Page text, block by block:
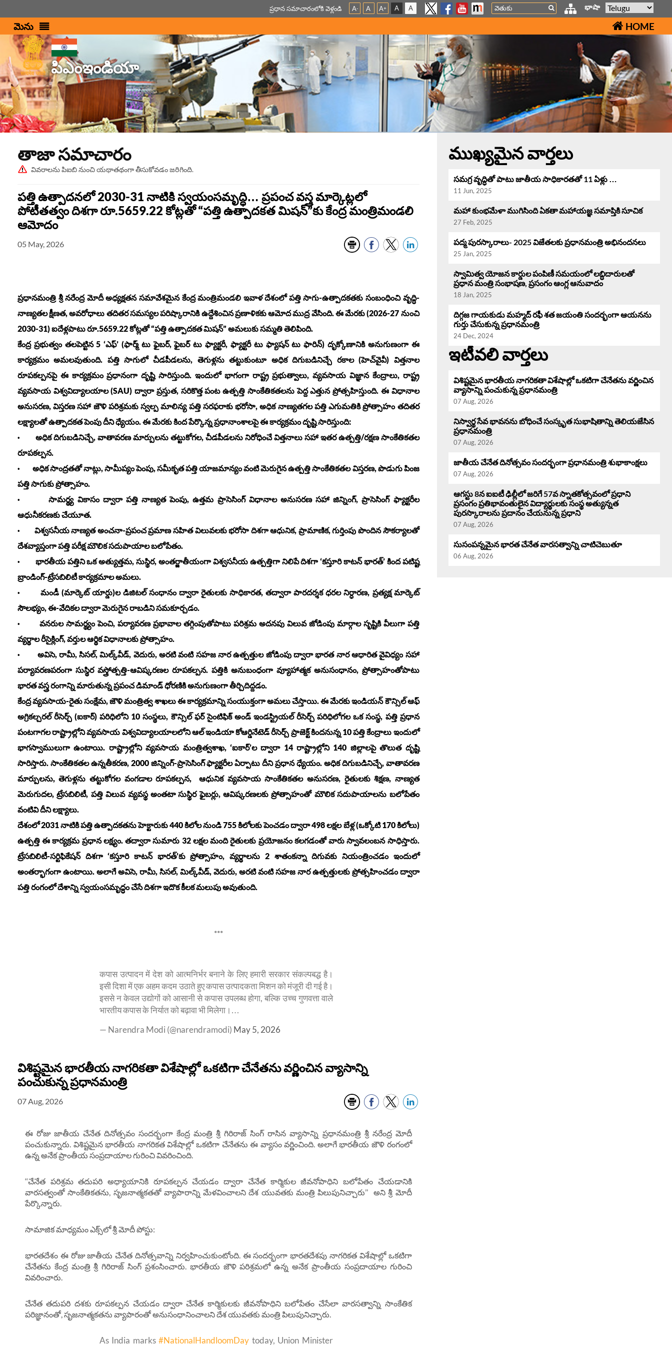
ప్ర‌ధాన స‌మాచారంలోకి వెళ్లండి A- A A+ A A Search భాషా
మెను HOME
పిఎంఇండియా
తాజా స‌మాచారం
వివరాలను పిఐబి నుంచి యథాతథంగా తీసుకోవడం జరిగింది.
పత్తి ఉత్పాదనలో 2030-31 నాటికి స్వయంసమృద్ధి… ప్రపంచ వస్త్ర మార్కెట్లలో
పోటీతత్వం దిశగా రూ.5659.22 కోట్లతో “పత్తి ఉత్పాదకత మిషన్”కు కేంద్ర మంత్రిమండలి
ఆమోదం
05 May, 2026
ప్రధానమంత్రి శ్రీ నరేంద్ర మోదీ అధ్యక్షతన సమావేశమైన కేంద్ర మంత్రిమండలి ఇవాళ దేశంలో పత్తి సాగు-ఉత్పాదకతకు సంబంధించి వృద్ధి-
నాణ్యతల క్షీణత, అవరోధాలు తదితర సమస్యల పరిష్కారానికి ఉద్దేశించిన ప్రణాళికకు ఆమోద ముద్ర వేసింది. ఈ మేరకు (2026-27 నుంచి
2030-31) ఐదేళ్లపాటు రూ.5659.22 కోట్లతో “పత్తి ఉత్పాదకత మిషన్” అమలుకు సమ్మతి తెలిపింది.
కేంద్ర ప్రభుత్వం తలపెట్టిన 5 ‘ఎఫ్‌’ (ఫార్మ్ టు ఫైబర్, ఫైబర్ టు ఫ్యాక్టరీ, ఫ్యాక్టరీ టు ఫ్యాషన్ టు ఫారిన్) దృక్కోణానికి అనుగుణంగా ఈ
కార్యక్రమం అమలవుతుంది. పత్తి సాగులో చీడపీడలను, తెగుళ్లను తట్టుకుంటూ అధిక దిగుబడినిచ్చే రకాల (హెచ్‌వైవీ) విత్తనాల
రూపకల్పనపై ఈ కార్యక్రమం ప్రధానంగా దృష్టి సారిస్తుంది. ఇందులో భాగంగా రాష్ట్ర ప్రభుత్వాలు, వ్యవసాయ విజ్ఞాన కేంద్రాలు, రాష్ట్ర
వ్యవసాయ విశ్వవిద్యాలయాల (SAU) ద్వారా ప్రస్తుత, సరికొత్త పంట ఉత్పత్తి సాంకేతికతలను పెద్ద ఎత్తున ప్రోత్సహిస్తుంది. ఈ విధానాల
అనుసరణ, విస్తరణ సహా జౌళి పరిశ్రమకు స్వల్ప మాలిన్య పత్తి సరఫరాకు భరోసా, అధిక నాణ్యతగల పత్తి ఎగుమతికి ప్రోత్సాహం తదితర
లక్ష్యాలతో ఉత్పాదకత పెంపు దీని ధ్యేయం. ఈ మేరకు కింద పేర్కొన్న ప్రధానాంశాలపై ఈ కార్యక్రమం దృష్టి సారిస్తుంది:
· అధిక దిగుబడినిచ్చే, వాతావరణ మార్పులను తట్టుకోగల, చీడపీడలను నిరోధించే విత్తనాలు సహా ఇతర ఉత్పత్తి/రక్షణ సాంకేతికతల
రూపకల్పన.
· అధిక సాంద్రతతో నాట్లు, సామీప్యం పెంపు, సమీకృత పత్తి యాజమాన్యం వంటి మెరుగైన ఉత్పత్తి సాంకేతికతల విస్తరణ, పొడుగు పింజ
పత్తి సాగుకు ప్రోత్సాహం.
· సామర్థ్య వికాసం ద్వారా పత్తి నాణ్యత పెంపు, ఉత్తమ ప్రాసెసింగ్ విధానాల అనుసరణ సహా జిన్నింగ్, ప్రాసెసింగ్ ఫ్యాక్టరీల
ఆధునీకరణకు చేయూత.
· విశ్వసనీయ నాణ్యత అంచనా-ప్రపంచ ప్రమాణ సహిత విలువలకు భరోసా దిశగా ఆధునిక, ప్రామాణిక, గుర్తింపు పొందిన సౌకర్యాలతో
దేశవ్యాప్తంగా పత్తి పరీక్ష మౌలిక సదుపాయాల బలోపేతం.
· భారతీయ పత్తిని ఒక అత్యుత్తమ, సుస్థిర, అంతర్జాతీయంగా విశ్వసనీయ ఉత్పత్తిగా నిలిపే దిశగా ‘కస్తూరి కాటన్ భారత్’ కింద పటిష్ట
బ్రాండింగ్-ట్రేసబిలిటీ కార్యక్రమాల అమలు.
· మండీ (మార్కెట్ యార్డు)ల డిజిటల్ సంధానం ద్వారా రైతులకు సాధికారత, తద్వారా పారదర్శక ధరల నిర్ధారణ, ప్రత్యక్ష మార్కెట్
సౌలభ్యం, ఈ-వేదికల ద్వారా మెరుగైన రాబడిని సమకూర్చడం.
· వనరుల సామర్థ్యం పెంచి, పర్యావరణ ప్రభావాల తగ్గింపుతోపాటు పరిశ్రమ అదనపు విలువ జోడింపు మార్గాల సృష్టికి వీలుగా పత్తి
వ్యర్థాల రీసైక్లింగ్, వర్తుల ఆర్థిక విధానాలకు ప్రోత్సాహం.
· అవిసె, రామీ, సిసల్, మిల్క్‌వీడ్, వెదురు, అరటి వంటి సహజ నార ఉత్పత్తుల జోడింపు ద్వారా భారత నార ఆధారిత వైవిధ్యం సహా
పర్యావరణపరంగా సుస్థిర వస్త్రోత్పత్తి-ఆవిష్కరణల రూపకల్పన. పత్తికి అనుబంధంగా వ్యూహాత్మక అనుసంధానం, ప్రోత్సాహంతోపాటు
భారత వస్త్ర రంగాన్ని మారుతున్న ప్రపంచ డిమాండ్ ధోరణికి అనుగుణంగా తీర్చిదిద్దడం.
కేంద్ర వ్యవసాయ-రైతు సంక్షేమ, జౌళి మంత్రిత్వ శాఖలు ఈ కార్యక్రమాన్ని సంయుక్తంగా అమలు చేస్తాయి. ఈ మేరకు ఇండియన్ కౌన్సిల్ ఆఫ్
అగ్రికల్చరల్ రీసెర్చ్ (ఐకార్‌) పరిధిలోని 10 సంస్థలు, కౌన్సిల్ ఫర్ సైంటిఫిక్ అండ్ ఇండస్ట్రియల్ రీసెర్చ్ పరిధిలోగల ఒక సంస్థ, పత్తి ప్రధాన
పంటగాగల రాష్ట్రాల్లోని వ్యవసాయ విశ్వవిద్యాలయాలలోని ఆల్ ఇండియా కోఆర్డినేటెడ్ రీసెర్చ్ ప్రాజెక్ట్ కిందనున్న 10 పత్తి కేంద్రాలు ఇందులో
భాగస్వాములుగా ఉంటాయి. రాష్ట్రాల్లోని వ్యవసాయ మంత్రిత్వశాఖ, ‘ఐకార్‌’ల ద్వారా 14 రాష్ట్రాల్లోని 140 జిల్లాలపై తొలుత దృష్టి
సారిస్తారు. సాంకేతికతల ఉన్నతీకరణ, 2000 జిన్నింగ్-ప్రాసెసింగ్ ఫ్యాక్టరీల ఏర్పాటు దీని ప్రధాన ధ్యేయం. అధిక దిగుబడినిచ్చే, వాతావరణ
మార్పులను, తెగుళ్లను తట్టుకోగల వంగడాల రూపకల్పన, ఆధునిక వ్యవసాయ సాంకేతికతల అనుసరణ, రైతులకు శిక్షణ, నాణ్యత
మెరుగుదల, ట్రేసబిలిటీ, పత్తి విలువ వ్యవస్థ అంతటా సుస్థిర ఫైబర్లు, ఆవిష్కరణలకు ప్రోత్సాహంతో మౌలిక సదుపాయాలను బలోపేతం
వంటివి దీని లక్ష్యాలు.
దేశంలో 2031 నాటికి పత్తి ఉత్పాదకతను హెక్టారుకు 440 కిలోల నుండి 755 కిలోలకు పెంచడం ద్వారా 498 లక్షల బేళ్ల (ఒక్కోటి 170 కిలోలు)
ఉత్పత్తి ఈ కార్యక్రమ ప్రధాన లక్ష్యం. తద్వారా సుమారు 32 లక్షల మంది రైతులకు ప్రయోజనం కలగడంతో వారు స్వావలంబన సాధిస్తారు.
ట్రేసబిలిటీ-సర్టిఫికేషన్ దిశగా ‘కస్తూరి కాటన్ భారత్‌’కు ప్రోత్సాహం, వ్యర్థాలను 2 శాతంకన్నా దిగువకు నియంత్రించడం ఇందులో
అంతర్భాగంగా ఉంటాయి. అలాగే అవిసె, రామీ, సిసల్, మిల్క్‌వీడ్, వెదురు, అరటి వంటి సహజ నార ఉత్పత్తులకు ప్రోత్సహించడం ద్వారా
పత్తి రంగంలో దేశాన్ని స్వయంసమృద్ధం చేసే దిశగా ఇదొక కీలక మలుపు అవుతుంది.
***
कपास उत्पादन में देश को आत्मनिर्भर बनाने के लिए हमारी सरकार संकल्पबद्ध है।
इसी दिशा में एक अहम कदम उठाते हुए कपास उत्पादकता मिशन को मंजूरी दी गई है।
इससे न केवल उद्योगों को आसानी से कपास उपलब्ध होगा, बल्कि उच्च गुणवत्ता वाले
भारतीय कपास के निर्यात को बढ़ावा भी मिलेगा।…
— Narendra Modi (@narendramodi) May 5, 2026
విశిష్టమైన భారతీయ నాగరికతా విశేషాల్లో ఒకటిగా చేనేతను వర్ణించిన వ్యాసాన్ని
పంచుకున్న ప్రధానమంత్రి
07 Aug, 2026
ఈ రోజు జాతీయ చేనేత దినోత్సవం సందర్భంగా కేంద్ర మంత్రి శ్రీ గిరిరాజ్ సింగ్ రాసిన వ్యాసాన్ని ప్రధానమంత్రి శ్రీ నరేంద్ర మోదీ
పంచుకున్నారు. విశిష్టమైన భారతీయ నాగరికత విశేషాల్లో ఒకటిగా చేనేతను ఈ వ్యాసం వర్ణించింది. అలాగే భారతీయ జౌళి రంగంలో
ఉన్న అనేక ప్రాంతీయ సంప్రదాయాల గురించి వివరించింది.
‘‘చేనేత పరిశ్రమ తదుపరి అధ్యాయానికి రూపకల్పన చేయడం ద్వారా చేనేత కార్మికుల జీవనోపాధిని బలోపేతం చేయడానికి
వారసత్వంతో సాంకేతికతను, సృజనాత్మకతతో వ్యాపారాన్ని మేళవించాలని దేశ యువతకు మంత్రి పిలుపునిచ్చారు’’ అని శ్రీ మోదీ
పేర్కొన్నారు.
సామాజిక మాధ్యమం ఎక్స్‌లో శ్రీ మోదీ పోస్టు:
భారతదేశం ఈ రోజు జాతీయ చేనేత దినోత్సవాన్ని నిర్వహించుకుంటోంది. ఈ సందర్భంగా భారతదేశపు నాగరికత విశేషాల్లో ఒకటిగా
చేనేతను కేంద్ర మంత్రి శ్రీ గిరిరాజ్ సింగ్ ప్రశంసించారు. భారతీయ జౌళి పరిశ్రమలో ఉన్న అనేక ప్రాంతీయ సంప్రదాయాల గురించి
వివరించారు.
చేనేత తదుపరి దశకు రూపకల్పన చేయడం ద్వారా చేనేత కార్మికులకు జీవనోపాధిని బలోపేతం చేసేలా వారసత్వాన్ని సాంకేతిక
పరిజ్ఞానంతో, సృజనాత్మకతను వ్యాపారంతో అనుసంధానించాలని దేశ యువతకు మంత్రి పిలుపునిచ్చారు.
As India marks#NationalHandloomDay today, Union Minister
ముఖ్యమైన వార్తలు
సమగ్ర వృద్ధి‌తో పాటు జాతీయ సాధికారతతో 11 ఏళ్లు …
11 Jun, 2025
మహా కుంభమేళా ముగిసింది ఏకతా మహాయజ్ఞ సమాప్తికి సూచిక
27 Feb, 2025
పద్మ పురస్కారాలు- 2025 విజేతలకు ప్రధానమంత్రి అభినందనలు
25 Jan, 2025
స్వామిత్వ యోజన కార్డుల పంపిణీ సమయంలో లబ్ధిదారులతో
ప్రధాన మంత్రి సంభాషణ, ప్రసంగం ఆంగ్ల ఆనువాదం
18 Jan, 2025
దిగ్గజ గాయకుడు మహ్మద్ రఫీ శత జయంతి సందర్భంగా ఆయనను
గుర్తు చేసుకున్న ప్రధానమంత్రి
24 Dec, 2024
ఇటీవలి వార్తలు
విశిష్టమైన భారతీయ నాగరికతా విశేషాల్లో ఒకటిగా చేనేతను వర్ణించిన
వ్యాసాన్ని పంచుకున్న ప్రధానమంత్రి
07 Aug, 2026
నిస్వార్థ సేవ భావనను బోధించే సంస్కృత సుభాషితాన్ని తెలియజేసిన
ప్రధానమంత్రి
07 Aug, 2026
జాతీయ చేనేత దినోత్సవం సందర్భంగా ప్రధానమంత్రి శుభాకాంక్షలు
07 Aug, 2026
ఆగస్టు 8న ఐఐటీ ఢిల్లీలో జరిగే 57వ స్నాతకోత్సవంలో ప్రధాని
ప్రసంగం ప్రతిభావంతులైన విద్యార్థులకు సంస్థ అత్యున్నత
పురస్కారాలను ప్రదానం చేయనున్న ప్రధాని
07 Aug, 2026
సుసంపన్నమైన భారత చేనేత వారసత్వాన్ని చాటిచెబుతూ
06 Aug, 2026